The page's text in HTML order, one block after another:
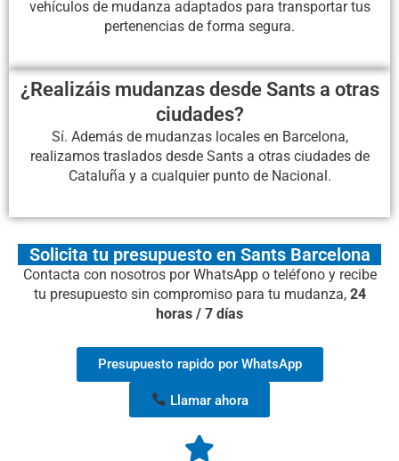
vehículos de mudanza adaptados para transportar tus
pertenencias de forma segura.
¿Realizáis mudanzas desde Sants a otras
ciudades?
Sí. Además de mudanzas locales en Barcelona,
realizamos traslados desde Sants a otras ciudades de
Cataluña y a cualquier punto de Nacional.
Solicita tu presupuesto en Sants Barcelona
Contacta con nosotros por WhatsApp o teléfono y recibe
tu presupuesto sin compromiso para tu mudanza,24
horas / 7 días
Presupuesto rapido por WhatsApp
Llamar ahora